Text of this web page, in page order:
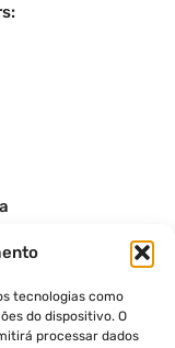
tecnologias como
do dispositivo. O
processar dados